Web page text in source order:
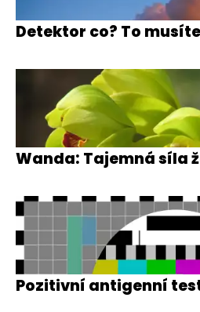
Detektor co? To
Wanda: Tajemná síla
Pozitivní antigenní